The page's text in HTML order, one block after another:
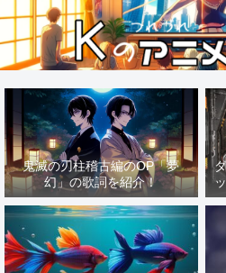
鬼滅の刃柱稽古編のOP「夢
幻」の歌詞を紹介！